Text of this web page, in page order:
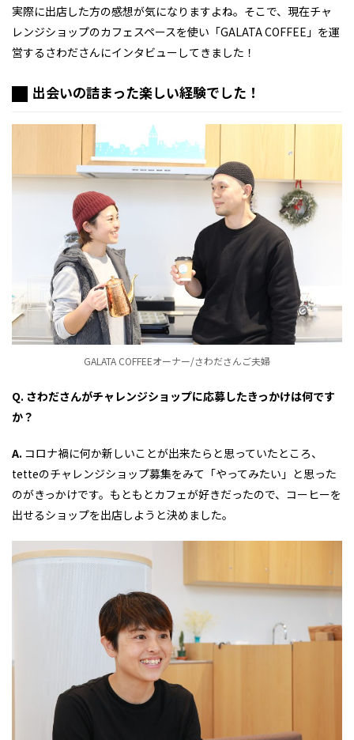
実際に出店した方の感想が気になりますよね。そこで、現在チャ
レンジショップのカフェスペースを使い「GALATA COFFEE」を運
営するさわださんにインタビューしてきました！
出会いの詰まった楽しい経験でした！
GALATA COFFEEオーナー/さわださんご夫婦
Q. さわださんがチャレンジショップに応募したきっかけは何です
か？
A. コロナ禍に何か新しいことが出来たらと思っていたところ、
tetteのチャレンジショップ募集をみて「やってみたい」と思った
のがきっかけです。もともとカフェが好きだったので、コーヒーを
出せるショップを出店しようと決めました。